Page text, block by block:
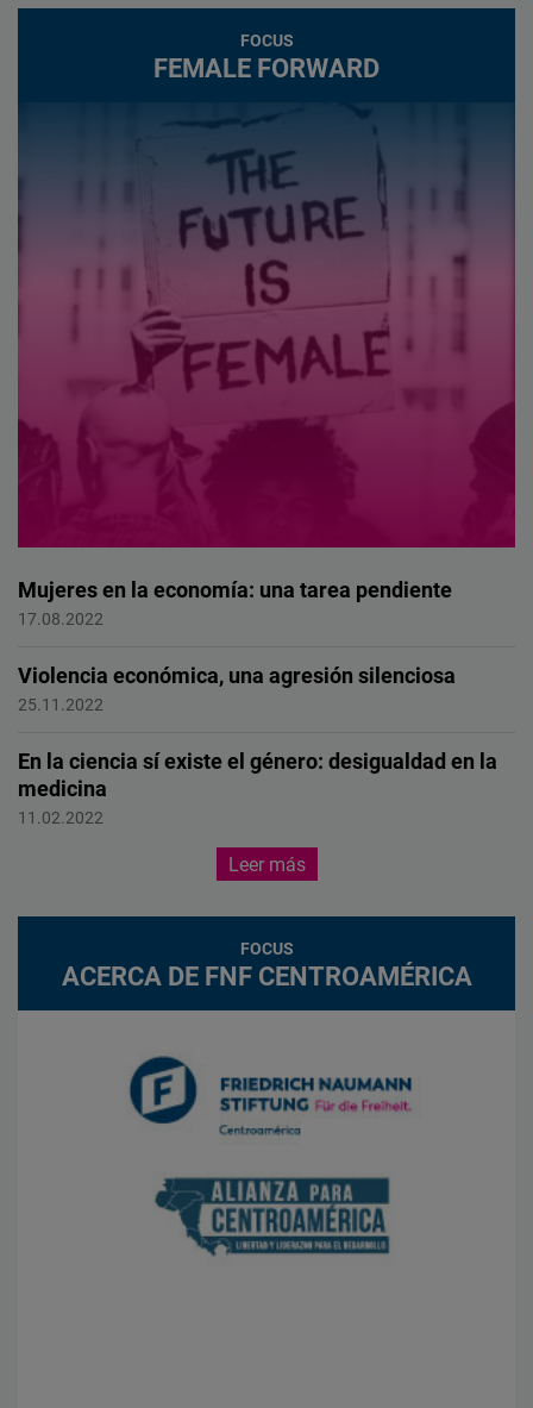
FOCUS
FEMALE FORWARD
Leer más
Mujeres en la economía: una tarea pendiente
Female Forward
17.08.2022
Violencia económica, una agresión silenciosa
FEMALE FORWARD
25.11.2022
En la ciencia sí existe el género: desigualdad en la
medicina
Female Forward
11.02.2022
FOCUS
ACERCA DE FNF CENTROAMÉRICA